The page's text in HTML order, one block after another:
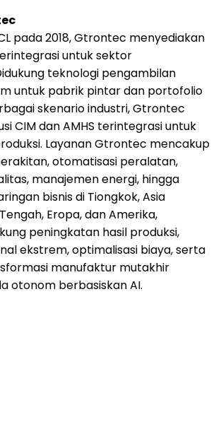
pada 2018, Gtrontec menyediakan
untuk sektor
teknologi pengambilan
untuk pabrik pintar dan portofolio
skenario industri, Gtrontec
CIM dan AMHS terintegrasi untuk
Layanan Gtrontec mencakup
otomatisasi peralatan,
manajemen energi, hingga
bisnis di Tiongkok, Asia
Eropa, dan Amerika,
peningkatan hasil produksi,
ekstrem, optimalisasi biaya, serta
manufaktur mutakhir
otonom berbasiskan AI.